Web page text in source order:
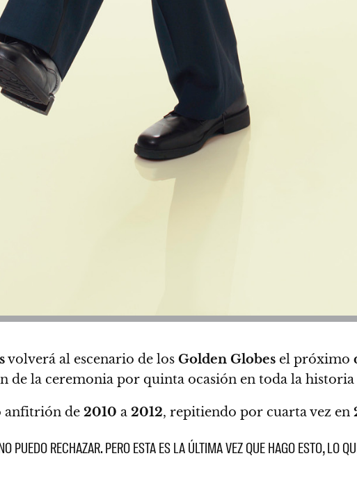
volverá al escenario de los Golden Globes el próximo
de la ceremonia por quinta ocasión en toda la
anfitrión de 2010 a 2012, repitiendo por cuarta vez en
PUEDO RECHAZAR. PERO ESTA ES LA ÚLTIMA VEZ QUE HAGO ESTO, LO